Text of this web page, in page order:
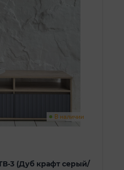
В наличии
3 (Дуб крафт серый/